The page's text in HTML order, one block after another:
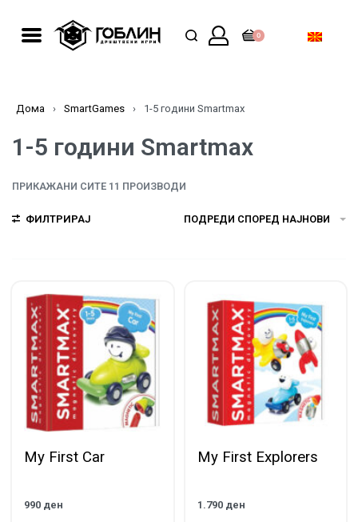
0
Дома › SmartGames › 1-5 години Smartmax
1-5 години Smartmax
ПРИКАЖАНИ СИТЕ 11 ПРОИЗВОДИ
ФИЛТРИРАЈ ПОДРЕДИ СПОРЕД НАЈНОВИ
My First Car
990 ден
My First Explorers
1.790 ден